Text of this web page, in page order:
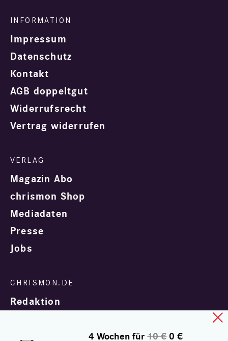
Impressum
Datenschutz
Kontakt
AGB doppeltgut
Widerrufsrecht
Vertrag widerrufen
Magazin Abo
chrismon Shop
Mediadaten
Presse
Jobs
Redaktion
4 Wochen für10 €0 €